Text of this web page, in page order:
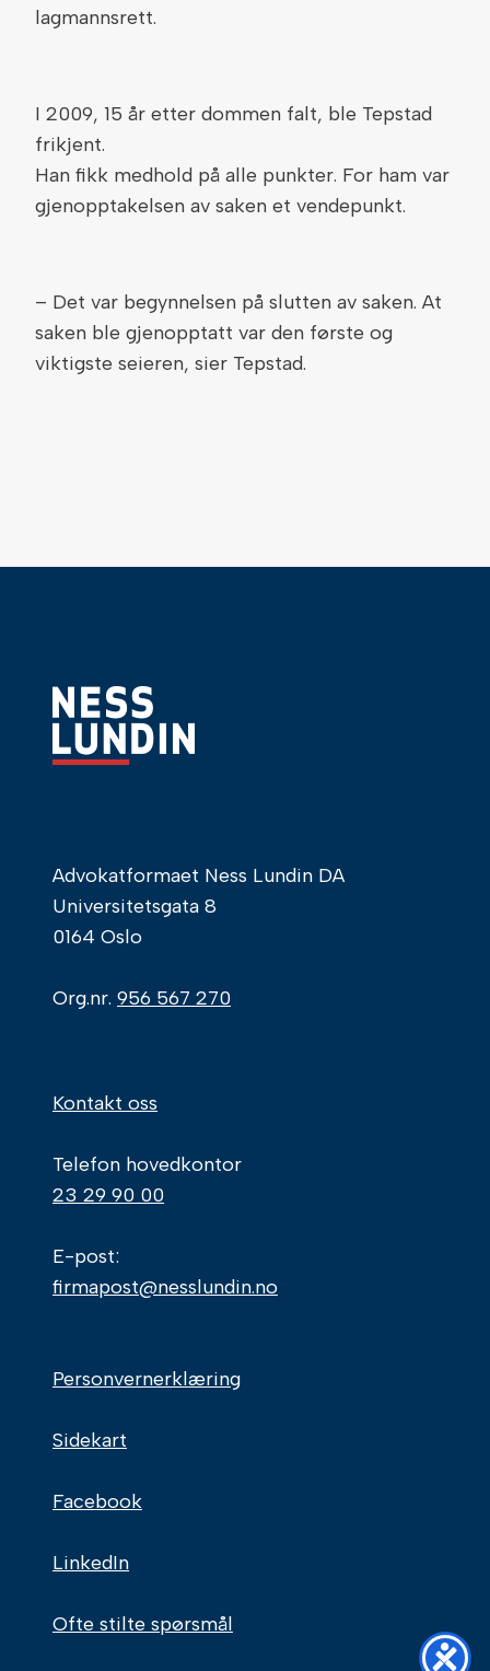
lagmannsrett.
I 2009, 15 år etter dommen falt, ble Tepstad
frikjent.
Han fikk medhold på alle punkter. For ham var
gjenopptakelsen av saken et vendepunkt.
– Det var begynnelsen på slutten av saken. At
saken ble gjenopptatt var den første og
viktigste seieren, sier Tepstad.
Advokatformaet Ness Lundin DA
Universitetsgata 8
0164 Oslo
Org.nr. 956 567 270
Kontakt oss
Telefon hovedkontor
23 29 90 00
E-post:
firmapost@nesslundin.no
Personvernerklæring
Sidekart
Facebook
LinkedIn
Ofte stilte spørsmål